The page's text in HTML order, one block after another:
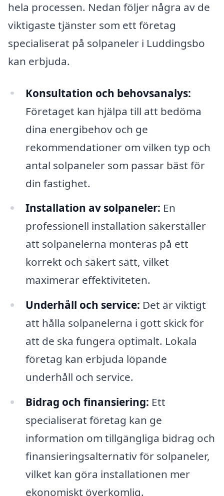
hela processen. Nedan följer några av de
viktigaste tjänster som ett företag
specialiserat på solpaneler i Luddingsbo
kan erbjuda.
Konsultation och behovsanalys:
Företaget kan hjälpa till att bedöma
dina energibehov och ge
rekommendationer om vilken typ och
antal solpaneler som passar bäst för
din fastighet.
Installation av solpaneler: En
professionell installation säkerställer
att solpanelerna monteras på ett
korrekt och säkert sätt, vilket
maximerar effektiviteten.
Underhåll och service: Det är viktigt
att hålla solpanelerna i gott skick för
att de ska fungera optimalt. Lokala
företag kan erbjuda löpande
underhåll och service.
Bidrag och finansiering: Ett
specialiserat företag kan ge
information om tillgängliga bidrag och
finansieringsalternativ för solpaneler,
vilket kan göra installationen mer
ekonomiskt överkomlig.